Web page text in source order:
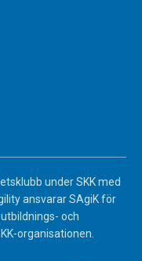
under SKK med
ansvarar SAgiK för
och
organisationen.